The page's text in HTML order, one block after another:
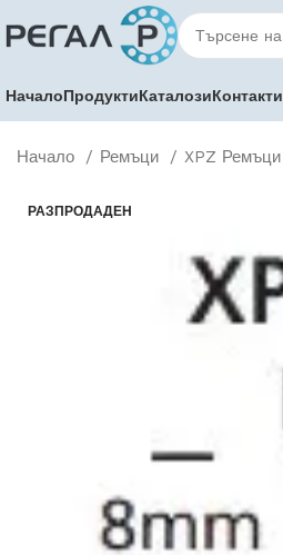
НачалоПродуктиКаталозиКонтакти
Начало Ремъци XPZ Ремъци
РАЗПРОДАДЕН